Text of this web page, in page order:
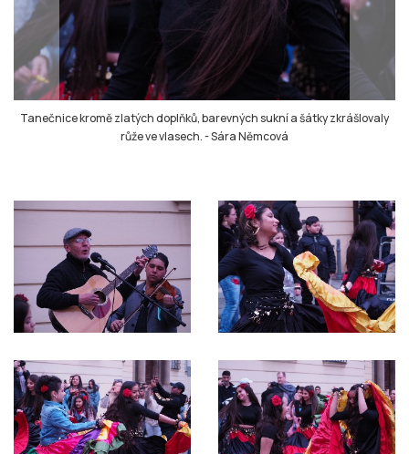
Tanečnice kromě zlatých doplňků, barevných sukní a šátky zkrášlovaly
růže ve vlasech.-Sára Němcová